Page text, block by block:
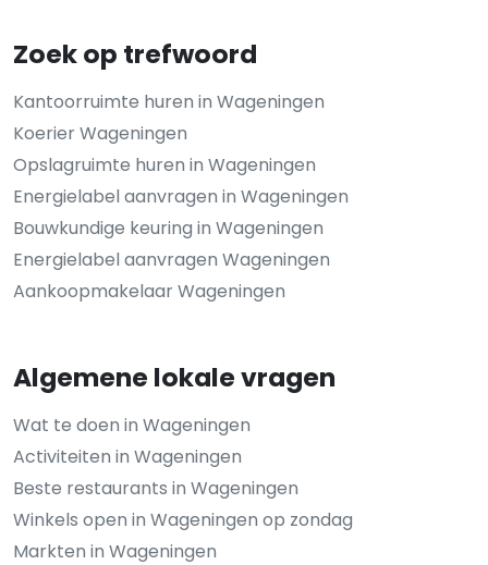
Zoek op trefwoord
Kantoorruimte huren in Wageningen
Koerier Wageningen
Opslagruimte huren in Wageningen
Energielabel aanvragen in Wageningen
Bouwkundige keuring in Wageningen
Energielabel aanvragen Wageningen
Aankoopmakelaar Wageningen
Algemene lokale vragen
Wat te doen in Wageningen
Activiteiten in Wageningen
Beste restaurants in Wageningen
Winkels open in Wageningen op zondag
Markten in Wageningen